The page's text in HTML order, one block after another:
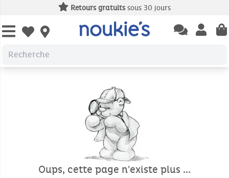
Retours gratuitssous 30 jours
Open wishlist Open
Open
Oups, cette page n'existe plus ...